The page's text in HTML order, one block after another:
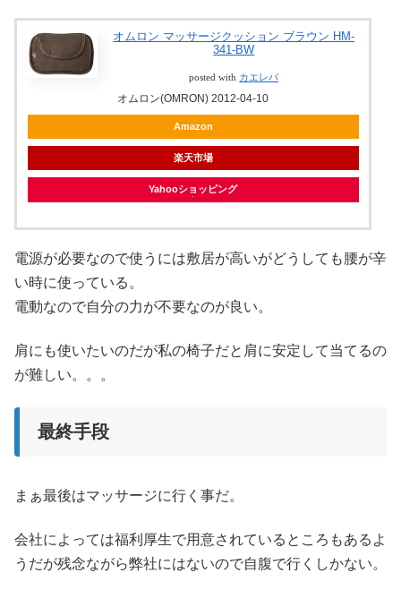
オムロン マッサージクッション ブラウン HM-
341-BW
posted with カエレバ
オムロン(OMRON) 2012-04-10
Amazon
楽天市場
Yahooショッピング
電源が必要なので使うには敷居が高いがどうしても腰が辛
い時に使っている。
電動なので自分の力が不要なのが良い。
肩にも使いたいのだが私の椅子だと肩に安定して当てるの
が難しい。。。
最終手段
まぁ最後はマッサージに行く事だ。
会社によっては福利厚生で用意されているところもあるよ
うだが残念ながら弊社にはないので自腹で行くしかない。